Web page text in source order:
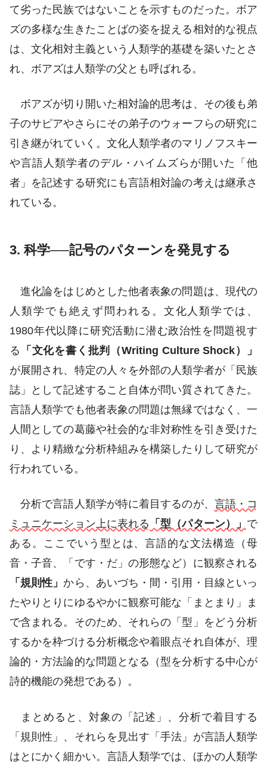
て劣った民族ではないことを示すものだった。ボア
ズの多様な生きたことばの姿を捉える相対的な視点
は、文化相対主義という人類学的基礎を築いたとさ
れ、ボアズは人類学の父とも呼ばれる。
ボアズが切り開いた相対論的思考は、その後も弟
子のサピアやさらにその弟子のウォーフらの研究に
引き継がれていく。文化人類学者のマリノフスキー
や言語人類学者のデル・ハイムズらが開いた「他
者」を記述する研究にも言語相対論の考えは継承さ
れている。
3. 科学──記号のパターンを発見する
進化論をはじめとした他者表象の問題は、現代の
人類学でも絶えず問われる。文化人類学では、
1980年代以降に研究活動に潜む政治性を問題視す
る
「文化を書く批判（Writing Culture Shock）」
が展開され、特定の人々を外部の人類学者が「民族
誌」として記述すること自体が問い質されてきた。
言語人類学でも他者表象の問題は無縁ではなく、一
人間としての葛藤や社会的な非対称性を引き受けた
り、より精緻な分析枠組みを構築したりして研究が
行われている。
分析で言語人類学が特に着目するのが、 言語・コ
ミュニケーション上に表れる 「型（パターン）」 で
ある。ここでいう型とは、言語的な文法構造（母
音・子音、「です・だ」の形態など）に観察される
「規則性」 から、あいづち・間・引用・目線といっ
たやりとりにゆるやかに観察可能な「まとまり」ま
で含まれる。そのため、それらの「型」をどう分析
するかを枠づける分析概念や着眼点それ自体が、理
論的・方法論的な問題となる（型を分析する中心が
詩的機能の発想である）。
まとめると、対象の「記述」、分析で着目する
「規則性」、それらを見出す「手法」が言語人類学
はとにかく細かい。言語人類学では、ほかの人類学